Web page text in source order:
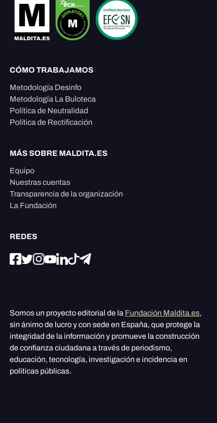
CÓMO TRABAJAMOS
Metodología Desinfo
Metodología La Buloteca
Política de Neutralidad
Política de Rectificación
MÁS SOBRE MALDITA.ES
Equipo
Nuestras cuentas
Transparencia de la organización
La Fundación
REDES
Somos un proyecto editorial de la Fundación Maldita.es,
sin ánimo de lucro y con sede en España, que protege la
integridad de la información y promueve la construcción
de confianza ciudadana a través de periodismo,
educación, tecnología, investigación e incidencia en
políticas públicas.